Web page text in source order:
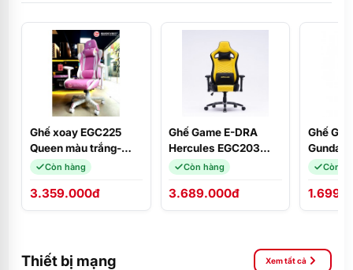
Ghế xoay EGC225
Queen màu trắng-
hồng E-Dra
Còn hàng
3.359.000đ
Ghế Game E-DRA
Hercules EGC203
PRO Black/Yellow
Còn hàng
3.689.000đ
Ghế
Còn
Thiết bị mạng Xem tất cả